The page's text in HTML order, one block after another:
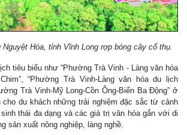
Hóa, tỉnh Vĩnh Long rợp bóng cây cổ thụ.
tiêu biểu như “Phường Trà Vinh - Làng văn hóa
“Phường Trà Vinh-Làng văn hóa du lịch
Trà Vinh-Mỹ Long-Cồn Ông-Biển Ba Động” ở
cho du khách những trải nghiệm đặc sắc từ cảnh
thái đa dạng và các giá trị văn hóa gắn với di
sản xuất nông nghiệp, làng nghề.